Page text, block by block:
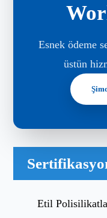
Esnek ödeme
üstün
Etil